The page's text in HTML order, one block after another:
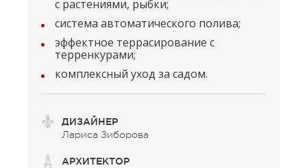
с растениями, рыбки;
система автоматического полива;
эффектное террасирование с
терренкурами;
комплексный уход за садом.
ДИЗАЙНЕР
Лариса Зиборова
АРХИТЕКТОР